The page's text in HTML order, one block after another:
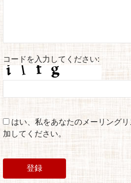
コードを入力してください:
はい、私をあなたのメーリングリ
加してください。